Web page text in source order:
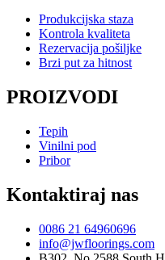
Produkcijska staza
Kontrola kvaliteta
Rezervacija pošiljke
Brzi put za hitnost
PROIZVODI
Tepih
Vinilni pod
Pribor
Kontaktiraj nas
0086 21 64960696
info@jwfloorings.com